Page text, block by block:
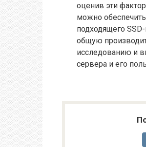
оценив эти
можно
подходящего
общую
исследованию и
сервера и его